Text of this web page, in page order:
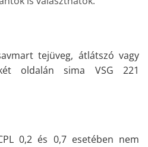
tejüveg, átlátszó vagy
oldalán sima VSG 221
0,2 és 0,7 esetében nem